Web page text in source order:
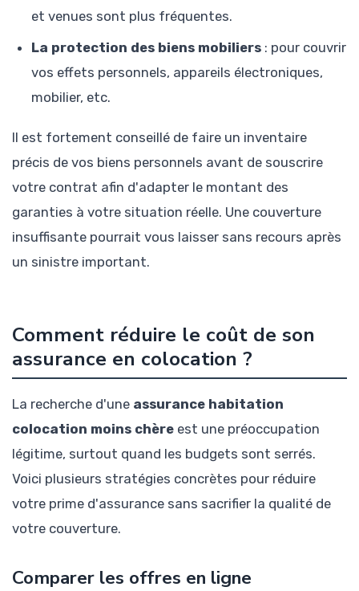
et venues sont plus fréquentes.
La protection des biens mobiliers : pour couvrir
vos effets personnels, appareils électroniques,
mobilier, etc.
Il est fortement conseillé de faire un inventaire
précis de vos biens personnels avant de souscrire
votre contrat afin d'adapter le montant des
garanties à votre situation réelle. Une couverture
insuffisante pourrait vous laisser sans recours après
un sinistre important.
Comment réduire le coût de son
assurance en colocation ?
La recherche d'une assurance habitation
colocation moins chère est une préoccupation
légitime, surtout quand les budgets sont serrés.
Voici plusieurs stratégies concrètes pour réduire
votre prime d'assurance sans sacrifier la qualité de
votre couverture.
Comparer les offres en ligne